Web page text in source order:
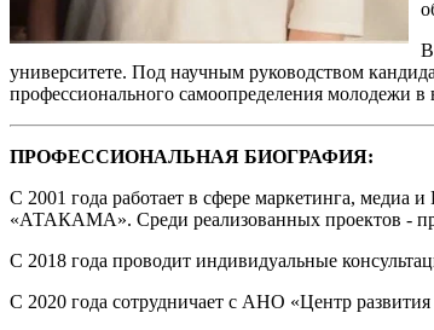
В
университете. Под научным руководством
профессионального самоопределения молодежи в
ПРОФЕССИОНАЛЬНАЯ БИОГРАФИЯ:
С 2001 года работает в сфере маркетинга, медиа
«АТАКАМА». Среди реализованных проектов -
С 2018 года проводит индивидуальные
С 2020 года сотрудничает с АНО «Центр развития